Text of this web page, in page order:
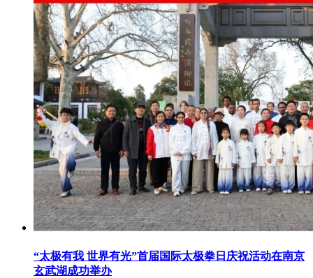
“太极有我 世界有光”首届国际太极拳日庆祝活动在南京
玄武湖成功举办